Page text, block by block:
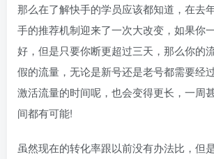
那么在了解快手的学员应该都知道，在去
手的推荐机制迎来了一次大改变，如果你
好，但是只要你断更超过三天，那么你的
假的流量，无论是新号还是老号都需要经
激活流量的时间呢，也会变得更长，一周
间都有可能!
虽然现在的转化率跟以前没有办法比，但